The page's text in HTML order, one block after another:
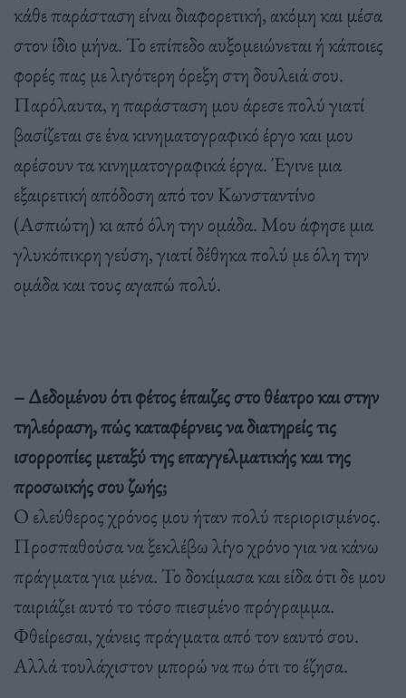
κάθε παράσταση είναι διαφορετική, ακόμη και μέσα
στον ίδιο μήνα. Το επίπεδο αυξομειώνεται ή κάποιες
φορές πας με λιγότερη όρεξη στη δουλειά σου.
Παρόλαυτα, η παράσταση μου άρεσε πολύ γιατί
βασίζεται σε ένα κινηματογραφικό έργο και μου
αρέσουν τα κινηματογραφικά έργα. Έγινε μια
εξαιρετική απόδοση από τον Κωνσταντίνο
(Ασπιώτη) κι από όλη την ομάδα. Μου άφησε μια
γλυκόπικρη γεύση, γιατί δέθηκα πολύ με όλη την
ομάδα και τους αγαπώ πολύ.
– Δεδομένου ότι φέτος έπαιζες στο θέατρο και στην
τηλεόραση, πώς καταφέρνεις να διατηρείς τις
ισορροπίες μεταξύ της επαγγελματικής και της
προσωικής σου ζωής;
Ο ελεύθερος χρόνος μου ήταν πολύ περιορισμένος.
Προσπαθούσα να ξεκλέβω λίγο χρόνο για να κάνω
πράγματα για μένα. Το δοκίμασα και είδα ότι δε μου
ταιριάζει αυτό το τόσο πιεσμένο πρόγραμμα.
Φθείρεσαι, χάνεις πράγματα από τον εαυτό σου.
Αλλά τουλάχιστον μπορώ να πω ότι το έζησα.